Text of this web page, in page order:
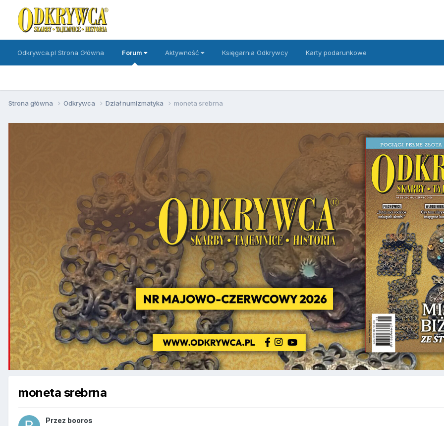
Odkrywca.pl Strona Główna Forum Aktywność Księgarnia Odkrywcy Karty podarunkowe
Strona główna Odkrywca Dział numizmatyka moneta srebrna
moneta srebrna
Przez booros